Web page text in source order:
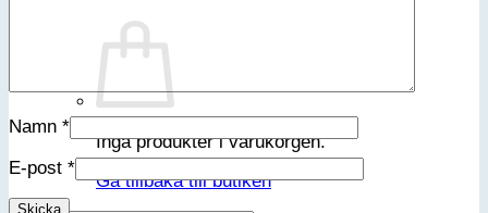
Inga produkter i varukorgen.
Gå tillbaka till butiken
Namn *
E-post *